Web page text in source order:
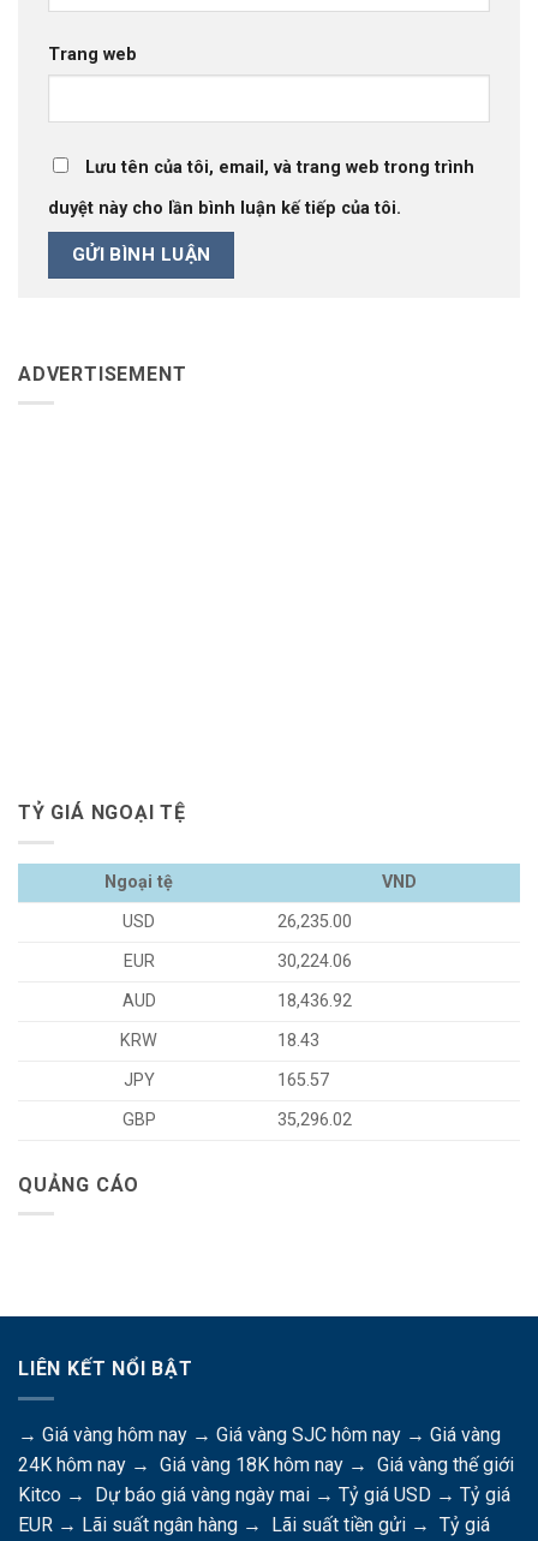
Trang web
Lưu tên của tôi, email, và trang web trong trình
duyệt này cho lần bình luận kế tiếp của tôi.
ADVERTISEMENT
TỶ GIÁ NGOẠI TỆ
Ngoại tệ
VND
USD
26,235.00
EUR
30,224.06
AUD
18,436.92
KRW
18.43
JPY
165.57
GBP
35,296.02
QUẢNG CÁO
LIÊN KẾT NỔI BẬT
→ Giá vàng hôm nay → Giá vàng SJC hôm nay → Giá vàng
24K hôm nay → Giá vàng 18K hôm nay → Giá vàng thế giới
Kitco → Dự báo giá vàng ngày mai → Tỷ giá USD → Tỷ giá
EUR → Lãi suất ngân hàng → Lãi suất tiền gửi → Tỷ giá